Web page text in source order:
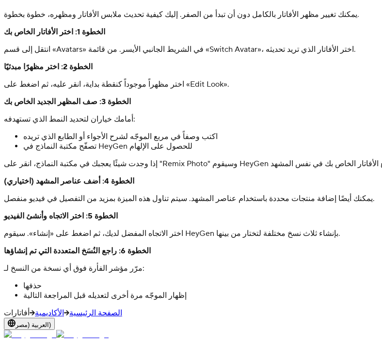
يمكنك تغيير مظهر الأفاتار بالكامل دون أن تبدأ من الصفر. إليك كيفية تحديث ملابس الأفاتار ومظهره، خطوة بخطوة.
الخطوة 1: اختر الأفاتار الخاص بك
انتقل إلى قسم «Avatars» في الشريط الجانبي الأيسر. من قائمة «Switch Avatar»، اختر الأفاتار الذي تريد تحديثه.
الخطوة 2: اختر مظهرًا مبدئيًا
اختر مظهراً موجوداً كنقطة بداية، انقر عليه، ثم اضغط على «Edit Look».
الخطوة 3: صف المظهر الجديد الخاص بك
أمامك خياران لتحديد النمط الذي تستهدفه:
اكتب وصفاً في مربع الموجّه لشرح الأجواء أو الطابع الذي تريده
تصفّح مكتبة النماذج في HeyGen للحصول على الإلهام
الخطوة 4: أضف عناصر المشهد (اختياري)
يمكنك أيضًا إضافة منتجات محددة باستخدام عناصر المشهد. سيتم تناول هذه الميزة بمزيد من التفصيل في فيديو منفصل.
الخطوة 5: اختر الاتجاه وأنشئ الفيديو
اختر الاتجاه المفضل لديك، ثم اضغط على «إنشاء». سيقوم HeyGen بإنشاء ثلاث نسخ مختلفة لتختار من بينها.
الخطوة 6: راجع النُسَخ المتعددة التي تم إنشاؤها
مرّر مؤشر الفأرة فوق أي نسخة من النسخ لـ:
حذفها
إظهار الموجّه مرة أخرى لتعديله قبل المراجعة التالية
الصفحة الرئيسية
الأكاديمية أفاتارات
العربية (مصر)